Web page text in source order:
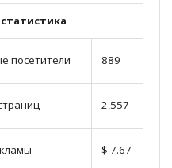
посетители 889
2,557
$ 7.67